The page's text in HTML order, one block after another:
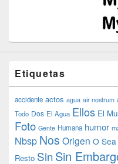
Etiquetas
accidente actos agua air nostrum
Todo Dos El Agua Ellos El
Foto Gente Humana humor
Nbsp Nos Origen O Sea
Resto SinSin